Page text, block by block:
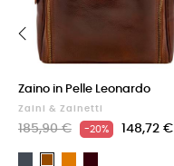
Zaino in Pelle Leonardo
Zaini & Zainetti
185,90 € -20% 148,72 €